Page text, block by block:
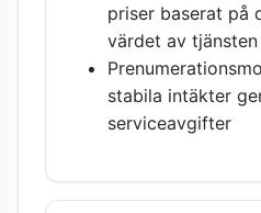
priser baserat på
värdet av tjänsten
stabila intäkter
serviceavgifter